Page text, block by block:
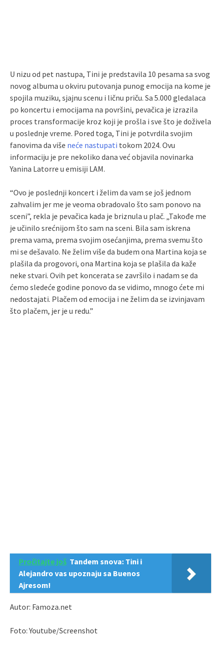
U nizu od pet nastupa, Tini je predstavila 10 pesama sa svog
novog albuma u ​​okviru putovanja punog emocija na kome je
spojila muziku, sjajnu scenu i ličnu priču. Sa 5.000 gledalaca
po koncertu i emocijama na površini, pevačica je izrazila
proces transformacije kroz koji je prošla i sve što je doživela
u poslednje vreme. Pored toga, Tini je potvrdila svojim
fanovima da više neće nastupati tokom 2024. Ovu
informaciju je pre nekoliko dana već objavila novinarka
Yanina Latorre u emisiji LAM.
“Ovo je poslednji koncert i želim da vam se još jednom
zahvalim jer me je veoma obradovalo što sam ponovo na
sceni”, rekla je pevačica kada je briznula u plač. „Takođe me
je učinilo srećnijom što sam na sceni. Bila sam iskrena
prema vama, prema svojim osećanjima, prema svemu što
mi se dešavalo. Ne želim više da budem ona Martina koja se
plašila da progovori, ona Martina koja se plašila da kaže
neke stvari. Ovih pet koncerata se završilo i nadam se da
ćemo sledeće godine ponovo da se vidimo, mnogo ćete mi
nedostajati. Plačem od emocija i ne želim da se izvinjavam
što plačem, jer je u redu.”
Pročitajte još Tandem snova: Tini i
Alejandro vas upoznaju sa Buenos
Ajresom!
Autor: Famoza.net
Foto: Youtube/Screenshot